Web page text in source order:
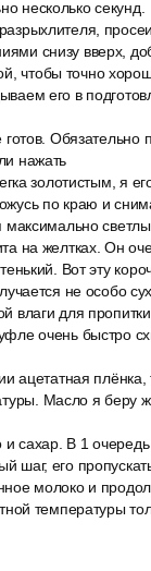
несколько секунд.
снизу вверх,
чтобы точно
его в
нажать
золотистым, я
по краю и
на желтках. Он
Вот эту
не особо
влаги для
очень быстро
ацетатная плёнка,
Масло я беру
сахар. В 1
шаг, его
молоко и
температуры